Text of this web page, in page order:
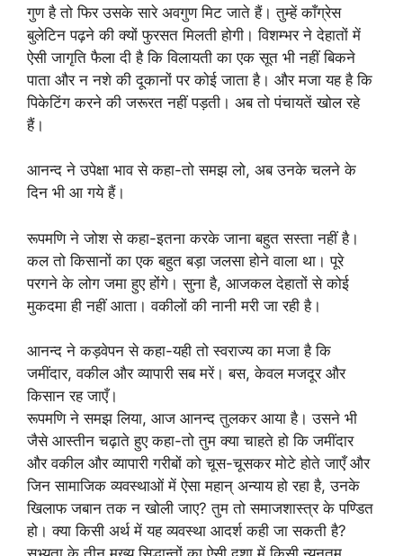
गुण है तो फिर उसके सारे अवगुण मिट जाते हैं। तुम्हें काँग्रेस
बुलेटिन पढ़ने की क्यों फुरसत मिलती होगी। विशम्भर ने देहातों में
ऐसी जागृति फैला दी है कि विलायती का एक सूत भी नहीं बिकने
पाता और न नशे की दूकानों पर कोई जाता है। और मजा यह है कि
पिकेटिंग करने की जरूरत नहीं पड़ती। अब तो पंचायतें खोल रहे
हैं।
आनन्द ने उपेक्षा भाव से कहा-तो समझ लो, अब उनके चलने के
दिन भी आ गये हैं।
रूपमणि ने जोश से कहा-इतना करके जाना बहुत सस्ता नहीं है।
कल तो किसानों का एक बहुत बड़ा जलसा होने वाला था। पूरे
परगने के लोग जमा हुए होंगे। सुना है, आजकल देहातों से कोई
मुकदमा ही नहीं आता। वकीलों की नानी मरी जा रही है।
आनन्द ने कड़वेपन से कहा-यही तो स्वराज्य का मजा है कि
जमींदार, वकील और व्यापारी सब मरें। बस, केवल मजदूर और
किसान रह जाएँ।
रूपमणि ने समझ लिया, आज आनन्द तुलकर आया है। उसने भी
जैसे आस्तीन चढ़ाते हुए कहा-तो तुम क्या चाहते हो कि जमींदार
और वकील और व्यापारी गरीबों को चूस-चूसकर मोटे होते जाएँ और
जिन सामाजिक व्यवस्थाओं में ऐसा महान् अन्याय हो रहा है, उनके
खिलाफ जबान तक न खोली जाए? तुम तो समाजशास्त्र के पण्डित
हो। क्या किसी अर्थ में यह व्यवस्था आदर्श कही जा सकती है?